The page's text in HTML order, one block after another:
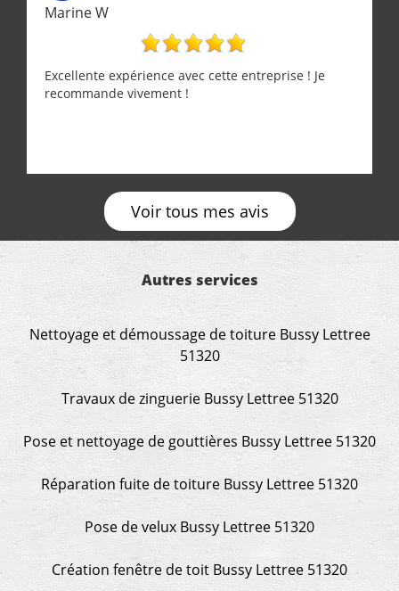
Marine W
Excellente expérience avec cette entreprise ! Je
recommande vivement !
Voir tous mes avis
Autres services
Nettoyage et démoussage de toiture Bussy Lettree
51320
Travaux de zinguerie Bussy Lettree 51320
Pose et nettoyage de gouttières Bussy Lettree 51320
Réparation fuite de toiture Bussy Lettree 51320
Pose de velux Bussy Lettree 51320
Création fenêtre de toit Bussy Lettree 51320